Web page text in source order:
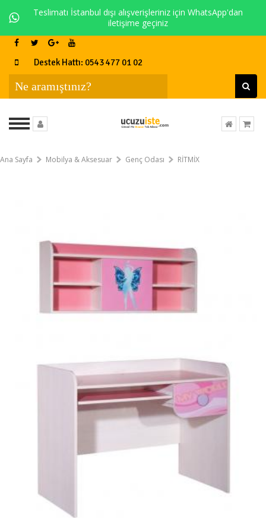
Teslimatı İstanbul dışı alışverişleriniz için WhatsApp'dan
iletişime geçiniz
Destek Hattı: 0543 477 01 02
Ana Sayfa Mobilya & Aksesuar Genç Odası RİTMİX